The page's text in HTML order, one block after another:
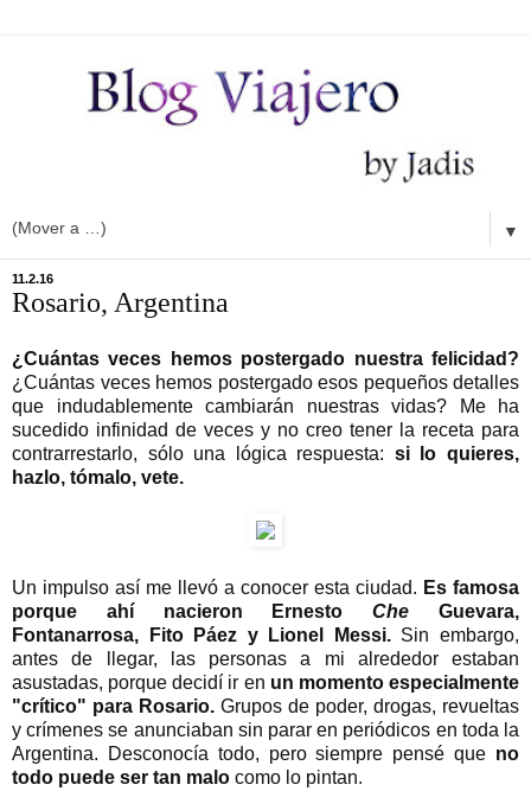
▼
11.2.16
Rosario, Argentina
¿Cuántas veces hemos postergado nuestra felicidad?
¿Cuántas veces hemos postergado esos pequeños detalles
que indudablemente cambiarán nuestras vidas? Me ha
sucedido infinidad de veces y no creo tener la receta para
contrarrestarlo, sólo una lógica respuesta: si lo quieres,
hazlo, tómalo, vete.
Un impulso así me llevó a conocer esta ciudad. Es famosa
porque ahí nacieron ErnestoChe Guevara,
Fontanarrosa, Fito Páez y Lionel Messi.Sin embargo,
antes de llegar, las personas a mi alrededor estaban
asustadas, porque decidí ir en un momento especialmente
"crítico" para Rosario. Grupos de poder, drogas, revueltas
y crímenes se anunciaban sin parar en periódicos en toda la
Argentina. Desconocía todo, pero siempre pensé que no
todo puede ser tan malo como lo pintan.